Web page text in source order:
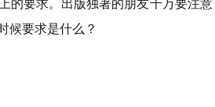
的要求。出版独著的朋友千万要注
候要求是什么？